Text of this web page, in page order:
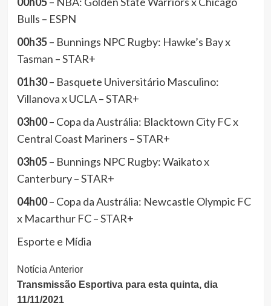
Bulls – ESPN
00h35– Bunnings NPC Rugby: Hawke’s Bay x
Tasman – STAR+
01h30– Basquete Universitário Masculino:
Villanova x UCLA – STAR+
03h00– Copa da Austrália: Blacktown City FC x
Central Coast Mariners – STAR+
03h05– Bunnings NPC Rugby: Waikato x
Canterbury – STAR+
04h00– Copa da Austrália: Newcastle Olympic FC
x Macarthur FC – STAR+
Esporte e Mídia
Continue
Lendo
Notícia Anterior
Transmissão Esportiva para esta quinta, dia
11/11/2021